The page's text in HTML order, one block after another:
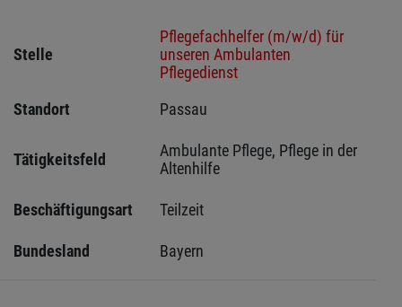
Stelle
Pflegefachhelfer (m/w/d) für
unseren Ambulanten
Pflegedienst
Standort
Passau
Tätigkeitsfeld
Ambulante Pflege, Pflege in der
Altenhilfe
Beschäftigungsart Teilzeit
Bundesland Bayern